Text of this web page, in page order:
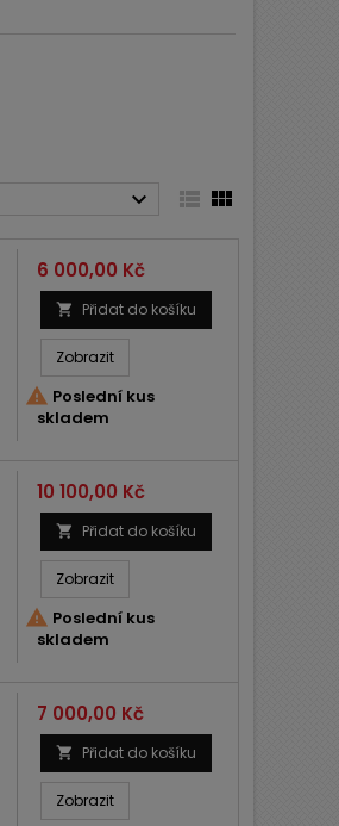
  
Cena
6 000,00 Kč
 Přidat do košíku
Zobrazit
 Poslední kus
skladem
Cena
10 100,00 Kč
 Přidat do košíku
Zobrazit
 Poslední kus
skladem
Cena
7 000,00 Kč
 Přidat do košíku
Zobrazit